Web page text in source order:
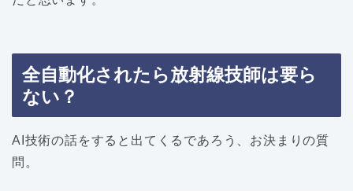
全自動化されたら放射線技師は要ら
ない？
AI技術の話をすると出てくるであろう、お決まりの質
問。